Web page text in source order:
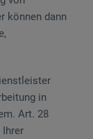
können dann
in
Art. 28
Ihrer